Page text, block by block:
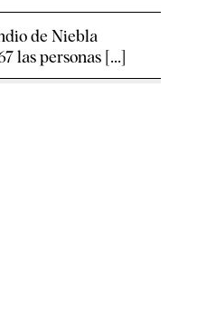
de Niebla
las personas [...]